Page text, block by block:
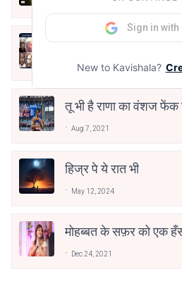
10 Greatest Hindi
Jun 16, 2020
तू भी है राणा का वंशज फेंक
Aug 7, 2021
हिज्र पे ये रात भी
May 12, 2024
मोहब्बत के सफ़र को एक
Dec 24, 2021
Sign in
New to Kavishala?